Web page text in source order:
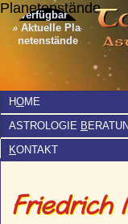
Planetenstände
» Aktuelle Pla­
netenstände
HOME
ASTROLOGIE B
KONTAKT
Friedrich